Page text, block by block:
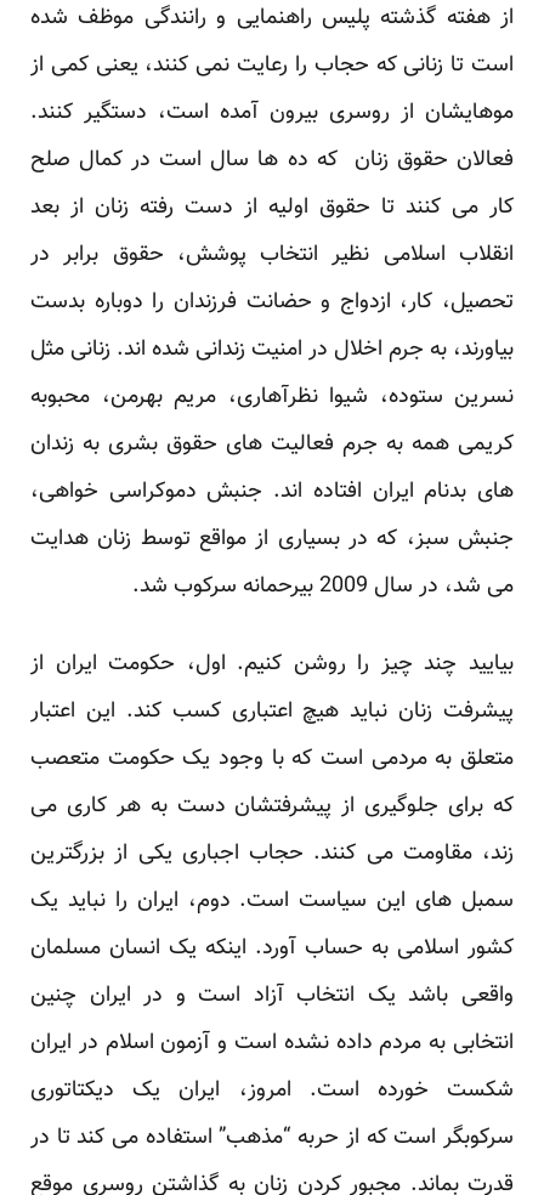
از هفته گذشته پلیس راهنمایی و رانندگی موظف شده
است تا زنانی که حجاب را رعایت نمی کنند، یعنی کمی از
موهایشان از روسری بیرون آمده است، دستگیر کنند.
فعالان حقوق زنان که ده ها سال است در کمال صلح
کار می کنند تا حقوق اولیه از دست رفته زنان از بعد
انقلاب اسلامی نظیر انتخاب پوشش، حقوق برابر در
تحصیل، کار، ازدواج و حضانت فرزندان را دوباره بدست
بیاورند، به جرم اخلال در امنیت زندانی شده اند. زنانی مثل
نسرین ستوده، شیوا نظرآهاری، مریم بهرمن، محبوبه
کریمی همه به جرم فعالیت های حقوق بشری به زندان
های بدنام ایران افتاده اند. جنبش دموکراسی خواهی،
جنبش سبز، که در بسیاری از مواقع توسط زنان هدایت
می شد، در سال 2009 بیرحمانه سرکوب شد.
بیایید چند چیز را روشن کنیم. اول، حکومت ایران از
پیشرفت زنان نباید هیچ اعتباری کسب کند. این اعتبار
متعلق به مردمی است که با وجود یک حکومت متعصب
که برای جلوگیری از پیشرفتشان دست به هر کاری می
زند، مقاومت می کنند. حجاب اجباری یکی از بزرگترین
سمبل های این سیاست است. دوم، ایران را نباید یک
کشور اسلامی به حساب آورد. اینکه یک انسان مسلمان
واقعی باشد یک انتخاب آزاد است و در ایران چنین
انتخابی به مردم داده نشده است و آزمون اسلام در ایران
شکست خورده است. امروز، ایران یک دیکتاتوری
سرکوبگر است که از حربه “مذهب” استفاده می کند تا در
قدرت بماند. مجبور کردن زنان به گذاشتن روسری موقع